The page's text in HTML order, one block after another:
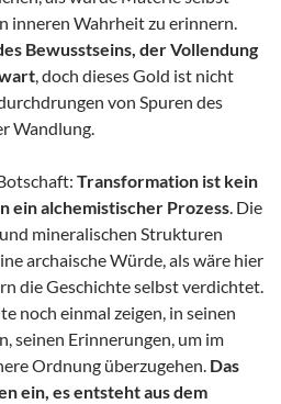
inneren Wahrheit zu erinnern.
Bewusstseins, der Vollendung
, doch dieses Gold ist nicht
von Spuren des
Wandlung.
Transformation ist kein
ein alchemistischer Prozess. Die
mineralischen Strukturen
archaische Würde, als wäre hier
die Geschichte selbst verdichtet.
noch einmal zeigen, in seinen
seinen Erinnerungen, um im
Ordnung überzugehen. Das
ein, es entsteht aus dem